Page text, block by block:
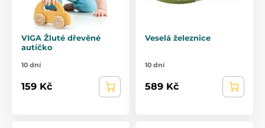
VIGA Žluté dřevěné
autíčko
10 dní
159 Kč
Veselá železnice
10 dní
589 Kč